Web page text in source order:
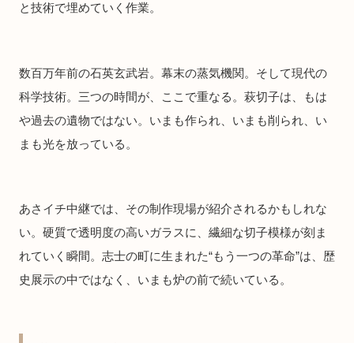
と技術で埋めていく作業。
数百万年前の石英玄武岩。幕末の蒸気機関。そして現代の
科学技術。三つの時間が、ここで重なる。萩切子は、もは
や過去の遺物ではない。いまも作られ、いまも削られ、い
まも光を放っている。
あさイチ中継では、その制作現場が紹介されるかもしれな
い。硬質で透明度の高いガラスに、繊細な切子模様が刻ま
れていく瞬間。志士の町に生まれた“もう一つの革命”は、歴
史展示の中ではなく、いまも炉の前で続いている。